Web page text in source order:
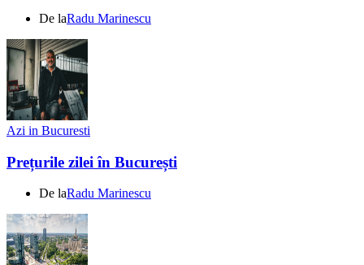
De laRadu Marinescu
Azi in Bucuresti
Prețurile zilei în București
De laRadu Marinescu